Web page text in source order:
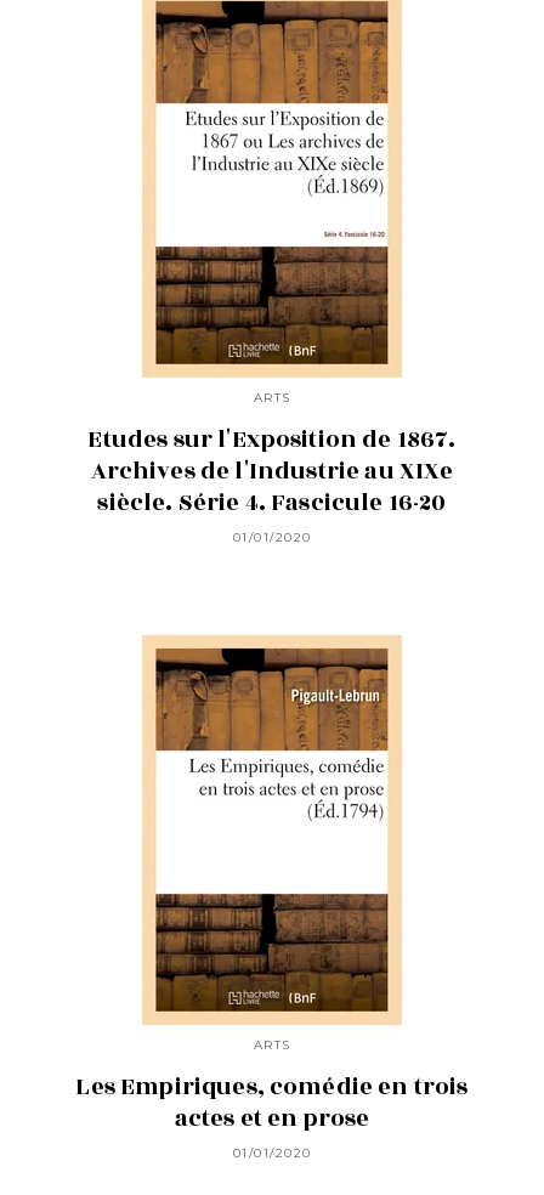
ARTS
Etudes sur l'Exposition de 1867.
Archives de l'Industrie au XIXe
siècle. Série 4. Fascicule 16-20
01/01/2020
ARTS
Les Empiriques, comédie en trois
actes et en prose
01/01/2020